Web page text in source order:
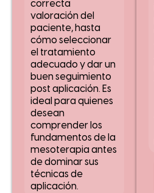
correcta
valoración del
paciente, hasta
cómo seleccionar
el tratamiento
adecuado y dar un
buen seguimiento
post aplicación. Es
ideal para quienes
desean
comprender los
fundamentos de la
mesoterapia antes
de dominar sus
técnicas de
aplicación.